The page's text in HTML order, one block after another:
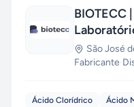
BIOTECC
São José
Fabricante·
Ácido Clorídrico
Ácido